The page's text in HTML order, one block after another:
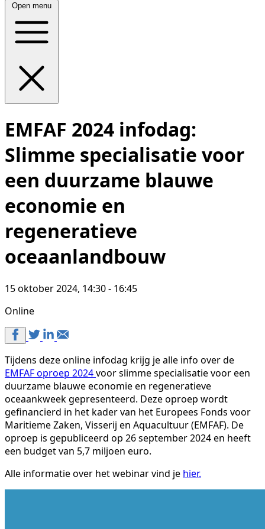
Open menu
EMFAF 2024 infodag:
Slimme specialisatie voor
een duurzame blauwe
economie en
regeneratieve
oceaanlandbouw
15 oktober 2024, 14:30 - 16:45
Online
Tijdens deze online infodag krijg je alle info over de
EMFAF oproep 2024voor slimme specialisatie voor een
duurzame blauwe economie en regeneratieve
oceaankweek gepresenteerd. Deze oproep wordt
gefinancierd in het kader van het Europees Fonds voor
Maritieme Zaken, Visserij en Aquacultuur (EMFAF). De
oproep is gepubliceerd op 26 september 2024 en heeft
een budget van 5,7 miljoen euro.
Alle informatie over het webinar vind je hier.